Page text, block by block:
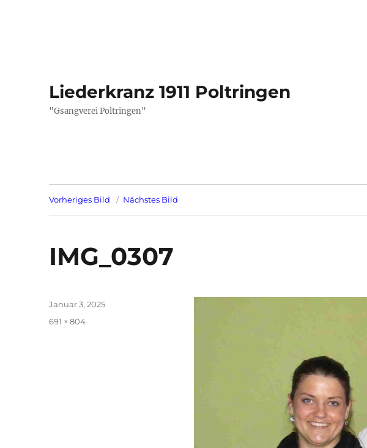
Liederkranz 1911 Poltringen
"Gsangverei Poltringen"
Vorheriges Bild Nächstes Bild
IMG_0307
Veröffentlicht
Januar 3, 2025
Originalgröße
691 × 804